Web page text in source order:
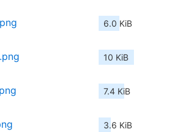
6.0 KiB
10 KiB
7.4 KiB
3.6 KiB